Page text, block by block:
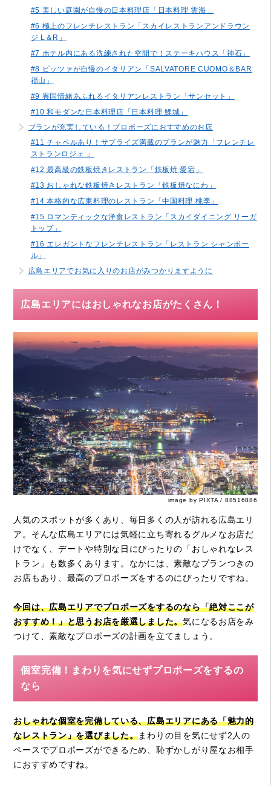
#5 美しい庭園が自慢の日本料理店「日本料理 雲海」
#6 極上のフレンチレストラン「スカイレストランアンドラウン
ジ L＆R」
#7 ホテル内にある洗練された空間で！ステーキハウス「神石」
#8 ピッツァが自慢のイタリアン「SALVATORE CUOMO＆BAR
福山」
#9 異国情緒あふれるイタリアンレストラン「サンセット」
#10 和モダンな日本料理店「日本料理 鯉城」
プランが充実している！プロポーズにおすすめのお店
#11 チャペルあり！サプライズ満載のプランが魅力「フレンチレ
ストランロジェ 」
#12 最高級の鉄板焼きレストラン「鉄板焼 愛宕」
#13 おしゃれな鉄板焼きレストラン「鉄板焼なにわ」
#14 本格的な広東料理のレストラン「中国料理 桃李」
#15 ロマンティックな洋食レストラン「スカイダイニング リーガ
トップ」
#16 エレガントなフレンチレストラン「レストラン シャンボー
ル」
広島エリアでお気に入りのお店がみつかりますように
広島エリアにはおしゃれなお店がたくさん！
image by PIXTA / 88516886
人気のスポットが多くあり、毎日多くの人が訪れる広島エリ
ア。そんな広島エリアには気軽に立ち寄れるグルメなお店だ
けでなく、デートや特別な日にぴったりの「おしゃれなレス
トラン」も数多くあります。なかには、素敵なプランつきの
お店もあり、最高のプロポーズをするのにぴったりですね。
今回は、広島エリアでプロポーズをするのなら「絶対ここが
おすすめ！」と思うお店を厳選しました。気になるお店をみ
つけて、素敵なプロポーズの計画を立てましょう。
個室完備！まわりを気にせずプロポーズをするの
なら
おしゃれな個室を完備している、広島エリアにある「魅力的
なレストラン」を選びました。まわりの目を気にせず2人の
ペースでプロポーズができるため、恥ずかしがり屋なお相手
におすすめですね。